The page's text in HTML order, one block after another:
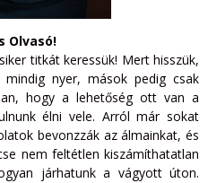
Olvasó!
titkát keressük! Mert hisszük,
nyer, mások pedig csak
hogy a lehetőség ott van a
élni vele. Arról már sokat
bevonzzák az álmainkat, és
nem feltétlen kiszámíthatatlan
járhatunk a vágyott úton.